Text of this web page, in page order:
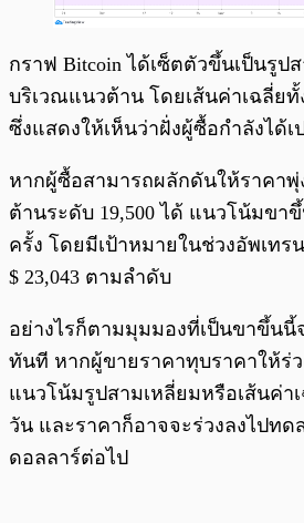
กราฟ Bitcoin ได้เซ็ตตัวขึ้นเป็นรูป
บริเวณแนวต้าน โดยเส้นค่าเฉลี่ย
ซึ่งแสดงให้เห็นว่าฝั่งผู้ซื้อกำลังได้เ
หากผู้ซื้อสามารถผลักดันให้ราคา
ต้านระดับ 19,500 ได้ แนวโน้มขา
ครั้ง โดยมีเป้าหมายในช่วงอัพเทร
$ 23,043 ตามลำดับ
อย่างไรก็ตามมุมมองที่เป็นขาขึ้นนี้
ทันที หากผู้ขายราคาทุบราคาให้ร่
แนวโน้มรูปสามเหลี่ยมหรือเส้นค่า
วัน และราคาก็อาจจะร่วงลงไปทด
ดอลลาร์ต่อไป